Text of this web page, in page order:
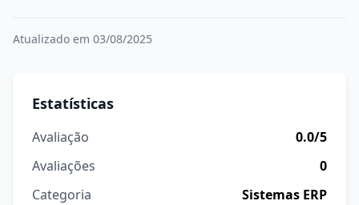
Atualizado em 03/08/2025
Estatísticas
Avaliação
0.0/5
Avaliações
0
Categoria
Sistemas ERP